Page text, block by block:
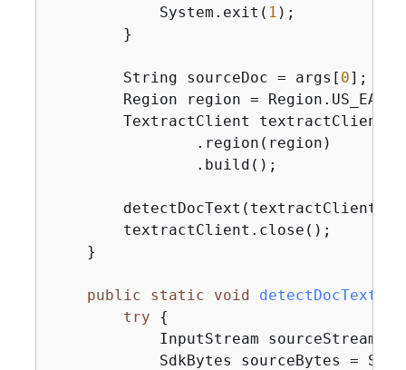
            System.exit(
1 );
        }
        String sourceDoc = args[
0];
Region region =
TextractClient textractClient
                .region(region)
                .build();
detectDocText(textractClient,
        textractClient.close();
    }
public static void detectDocText
try
{
            InputStream sourceStream =
SdkBytes sourceBytes =